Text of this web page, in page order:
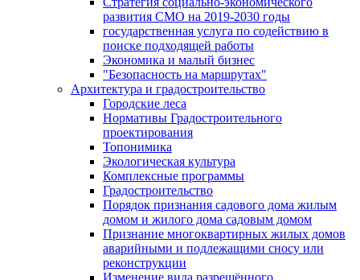
развития СМО на 2019-2030 годы
государственная услуга по содействию в
поиске подходящей работы
Экономика и малый бизнес
"Безопасность на маршрутах"
Архитектура и градостроительство
Городские леса
Нормативы Градостроительного
проектирования
Топонимика
Экологическая культура
Комплексные программы
Градостроительство
Порядок признания садового дома жилым
домом и жилого дома садовым домом
Признание многоквартирных жилых домов
аварийными и подлежащими сносу или
реконструкции